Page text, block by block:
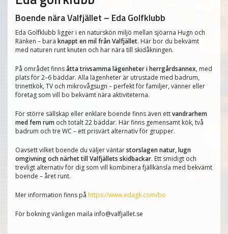
Boende nära Valfjället – Eda Golfklubb
Eda Golfklubb ligger i en naturskön miljö mellan sjöarna Hugn och
Ränken – bara knappt en mil från Valfjället. Här bor du bekvämt
med naturen runt knuten och har nära till skidåkningen.
På området finnsåtta trivsamma lägenheter i herrgårdsannex, med
plats för 2–6 bäddar. Alla lägenheter är utrustade med badrum,
trinettkök, TV och mikrovågsugn – perfekt för familjer, vänner eller
företag som vill bo bekvämt nära aktiviteterna.
För större sällskap eller enklare boende finns även ettvandrarhem
med fem rum och totalt 22 bäddar. Här finns gemensamt kök, två
badrum och tre WC – ett prisvärt alternativ för grupper.
Oavsett vilket boende du väljer väntarstorslagen natur, lugn
omgivning och närhet till Valfjällets skidbackar. Ett smidigt och
trevligt alternativ för dig som vill kombinera fjällkänsla med bekvämt
boende – året runt.
Mer information finns på https://www.edagk.com/bo
För bokning vänligen maila info@valfjallet.se